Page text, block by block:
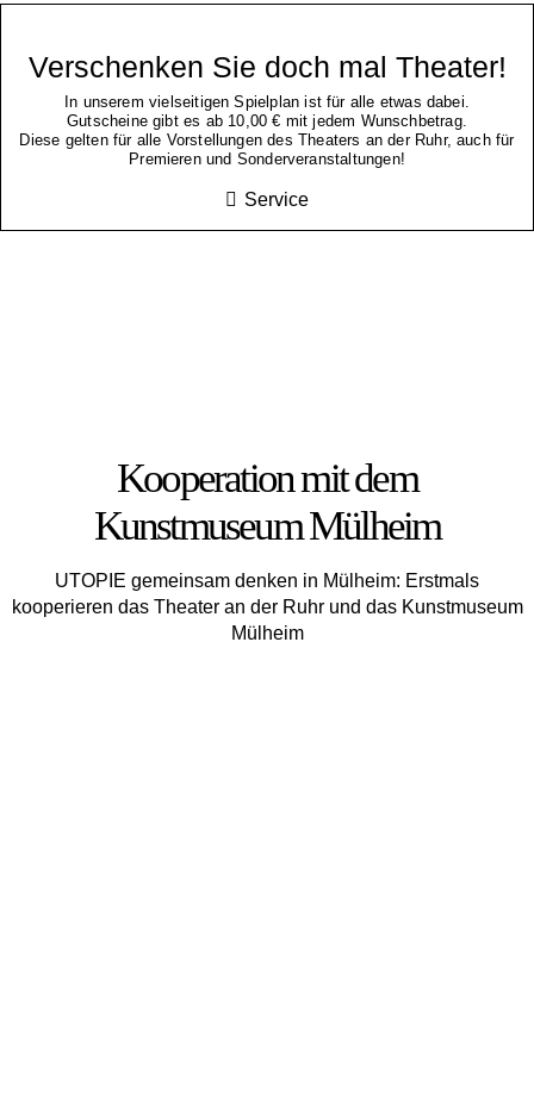
Verschenken Sie doch mal Theater!
In unserem vielseitigen Spielplan ist für alle etwas dabei.
Gutscheine gibt es ab 10,00 € mit jedem Wunschbetrag.
Diese gelten für alle Vorstellungen des Theaters an der Ruhr, auch für
Premieren und Sonderveranstaltungen!
Service
Kooperation mit dem
Kunstmuseum Mülheim
UTOPIE gemeinsam denken in Mülheim: Erstmals
kooperieren das Theater an der Ruhr und das Kunstmuseum
Mül­heim